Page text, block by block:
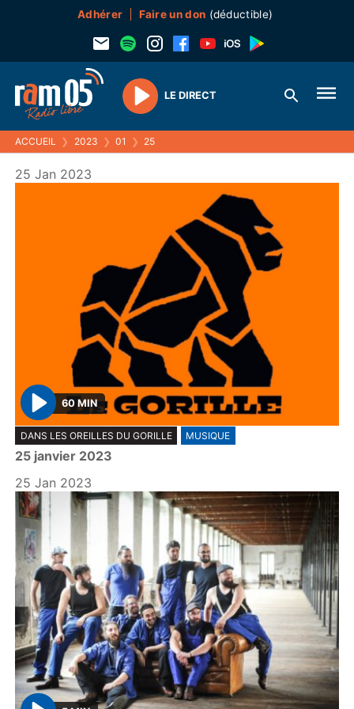
Adhérer Faire un don (déductible)
Play
LE DIRECT
ACCUEIL ❯ 2023 ❯ 01 ❯ 25
25 Jan 2023
P
l
a
y
60 MIN
DANS LES OREILLES DU GORILLE MUSIQUE
25 janvier 2023
25 Jan 2023